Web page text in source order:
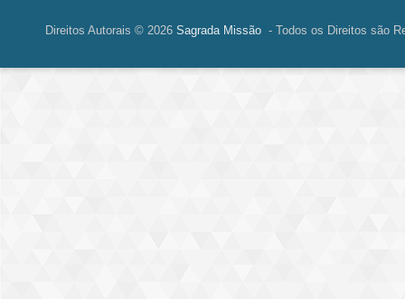
Direitos Autorais © 2026 Sagrada Missão - Todos os Direitos são